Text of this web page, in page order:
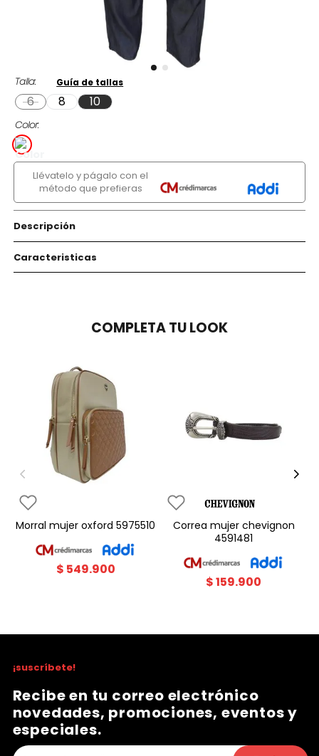
Talla
6 8 10
Color
Guía de tallas
Llévatelo y págalo con el
método que prefieras
Descripción
Caracteristicas
COMPLETA TU LOOK
morral mujer oxford 5975510
$ 549.900
correa mujer chevignon
4591481
$159.900
¡suscríbete!
Recibe en tu correo electrónico
novedades, promociones, eventos y
especiales.